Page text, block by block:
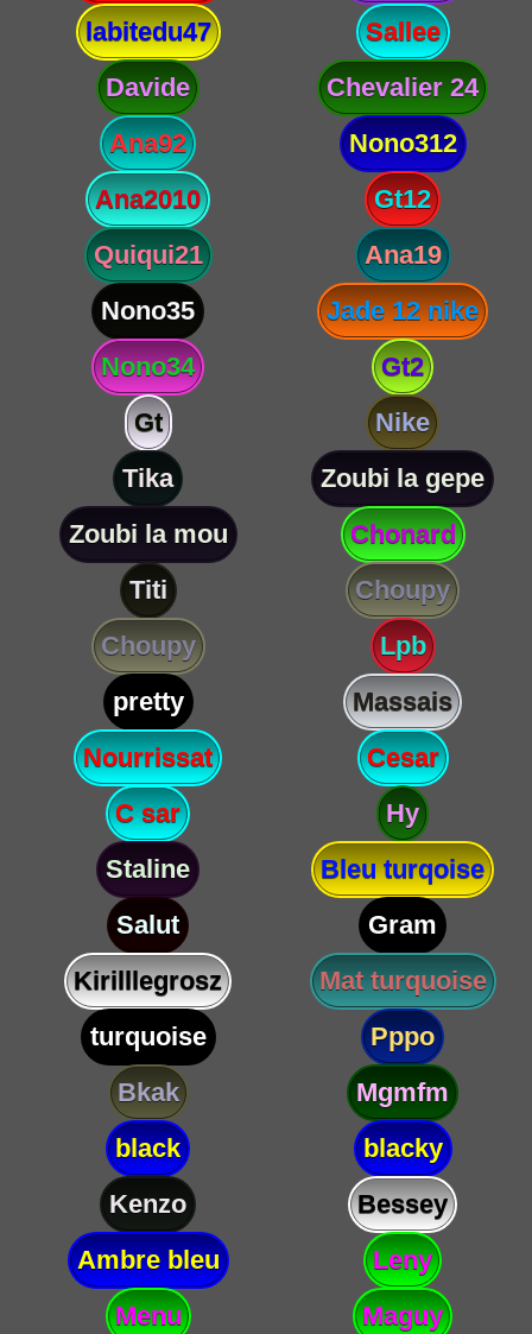
labitedu47
Sallee
Davide
Chevalier 24
Ana92
Nono312
Ana2010
Gt12
Quiqui21
Ana19
Nono35
Jade 12 nike
Nono34
Gt2
Gt
Nike
Tika
Zoubi la gepe
Zoubi la mou
Chonard
Titi
Choupy
Choupy
Lpb
pretty
Massais
Nourrissat
Cesar
C sar
Hy
Staline
Bleu turqoise
Salut
Gram
Kirilllegrosz
Mat turquoise
turquoise
Pppo
Bkak
Mgmfm
black
blacky
Kenzo
Bessey
Ambre bleu
Leny
Menu
Maguy